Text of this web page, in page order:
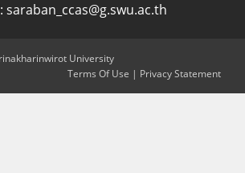
saraban_ccas@g.swu.ac.th
University
Terms Of Use | Privacy Statement